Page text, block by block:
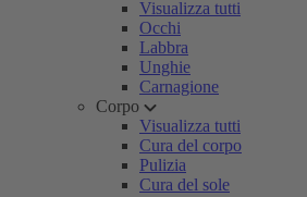
Visualizza tutti
Occhi
Labbra
Unghie
Carnagione
Corpo
Visualizza tutti
Cura del corpo
Pulizia
Cura del sole